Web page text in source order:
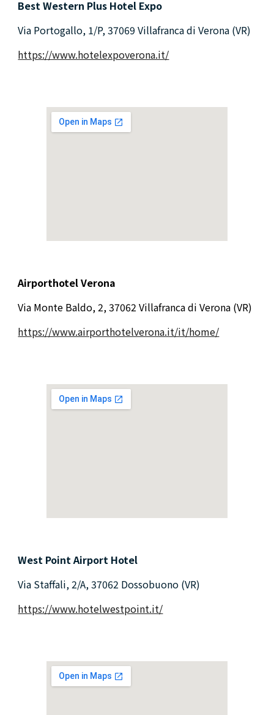
Best Western Plus Hotel Expo
Via Portogallo, 1/P, 37069 Villafranca di Verona (VR)
https://www.hotelexpoverona.it/
Airporthotel Verona
Via Monte Baldo, 2, 37062 Villafranca di Verona (VR)
https://www.airporthotelverona.it/it/home/
West Point Airport Hotel
Via Staffali, 2/A, 37062 Dossobuono (VR)
https://www.hotelwestpoint.it/